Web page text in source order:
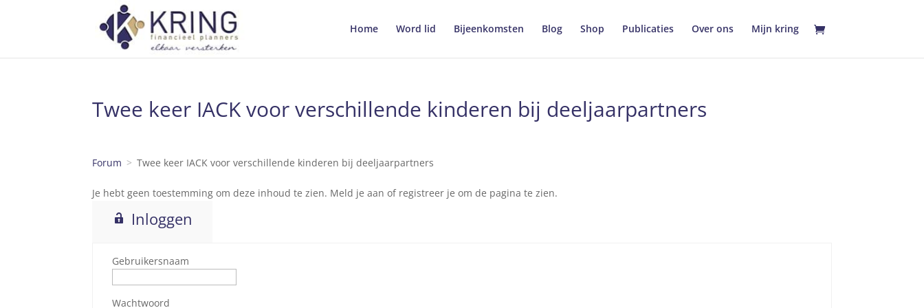
Home Word lid Bijeenkomsten Blog Shop Publicaties Over ons Mijn kring
Twee keer IACK voor verschillende kinderen bij deeljaarpartners
Forum Twee keer IACK voor verschillende kinderen bij deeljaarpartners
Je hebt geen toestemming om deze inhoud te zien. Meld je aan of registreer je om de pagina te zien.
Inloggen
Gebruikersnaam
Wachtwoord